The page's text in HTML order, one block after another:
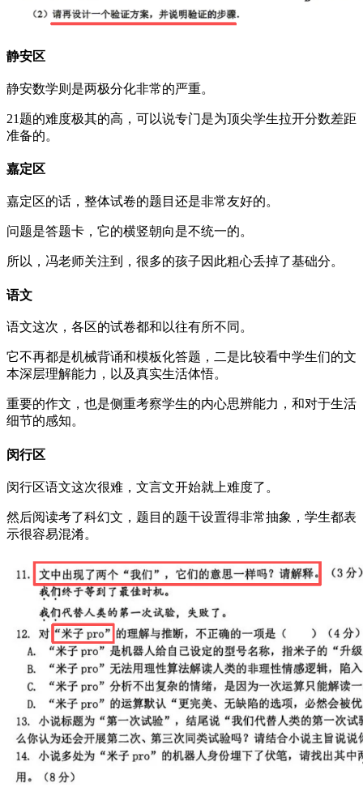
静安区
静安数学则是两极分化非常的严重。
21题的难度极其的高，可以说专门是为顶尖学生拉开分数差距
准备的。
嘉定区
嘉定区的话，整体试卷的题目还是非常友好的。
问题是答题卡，它的横竖朝向是不统一的。
所以，冯老师关注到，很多的孩子因此粗心丢掉了基础分。
语文
语文这次，各区的试卷都和以往有所不同。
它不再都是机械背诵和模板化答题，二是比较看中学生们的文
本深层理解能力，以及真实生活体悟。
重要的作文，也是侧重考察学生的内心思辨能力，和对于生活
细节的感知。
闵行区
闵行区语文这次很难，文言文开始就上难度了。
然后阅读考了科幻文，题目的题干设置得非常抽象，学生都表
示很容易混淆。